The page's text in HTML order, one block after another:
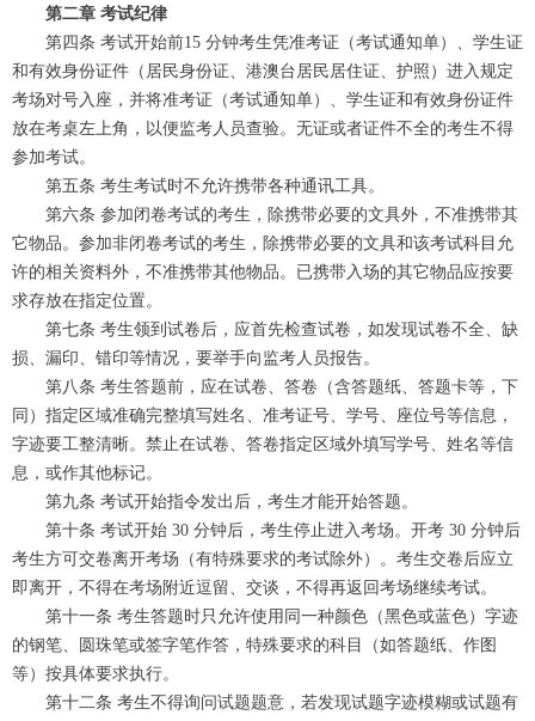
第二章 考试纪律
第四条 考试开始前15 分钟考生凭准考证（考试通知单）、学生证
和有效身份证件（居民身份证、港澳台居民居住证、护照）进入规定
考场对号入座，并将准考证（考试通知单）、学生证和有效身份证件
放在考桌左上角，以便监考人员查验。无证或者证件不全的考生不得
参加考试。
第五条 考生考试时不允许携带各种通讯工具。
第六条 参加闭卷考试的考生，除携带必要的文具外，不准携带其
它物品。参加非闭卷考试的考生，除携带必要的文具和该考试科目允
许的相关资料外，不准携带其他物品。已携带入场的其它物品应按要
求存放在指定位置。
第七条 考生领到试卷后，应首先检查试卷，如发现试卷不全、缺
损、漏印、错印等情况，要举手向监考人员报告。
第八条 考生答题前，应在试卷、答卷（含答题纸、答题卡等，下
同）指定区域准确完整填写姓名、准考证号、学号、座位号等信息，
字迹要工整清晰。禁止在试卷、答卷指定区域外填写学号、姓名等信
息，或作其他标记。
第九条 考试开始指令发出后，考生才能开始答题。
第十条 考试开始 30 分钟后，考生停止进入考场。开考 30 分钟后
考生方可交卷离开考场（有特殊要求的考试除外）。考生交卷后应立
即离开，不得在考场附近逗留、交谈，不得再返回考场继续考试。
第十一条 考生答题时只允许使用同一种颜色（黑色或蓝色）字迹
的钢笔、圆珠笔或签字笔作答，特殊要求的科目（如答题纸、作图
等）按具体要求执行。
第十二条 考生不得询问试题题意，若发现试题字迹模糊或试题有